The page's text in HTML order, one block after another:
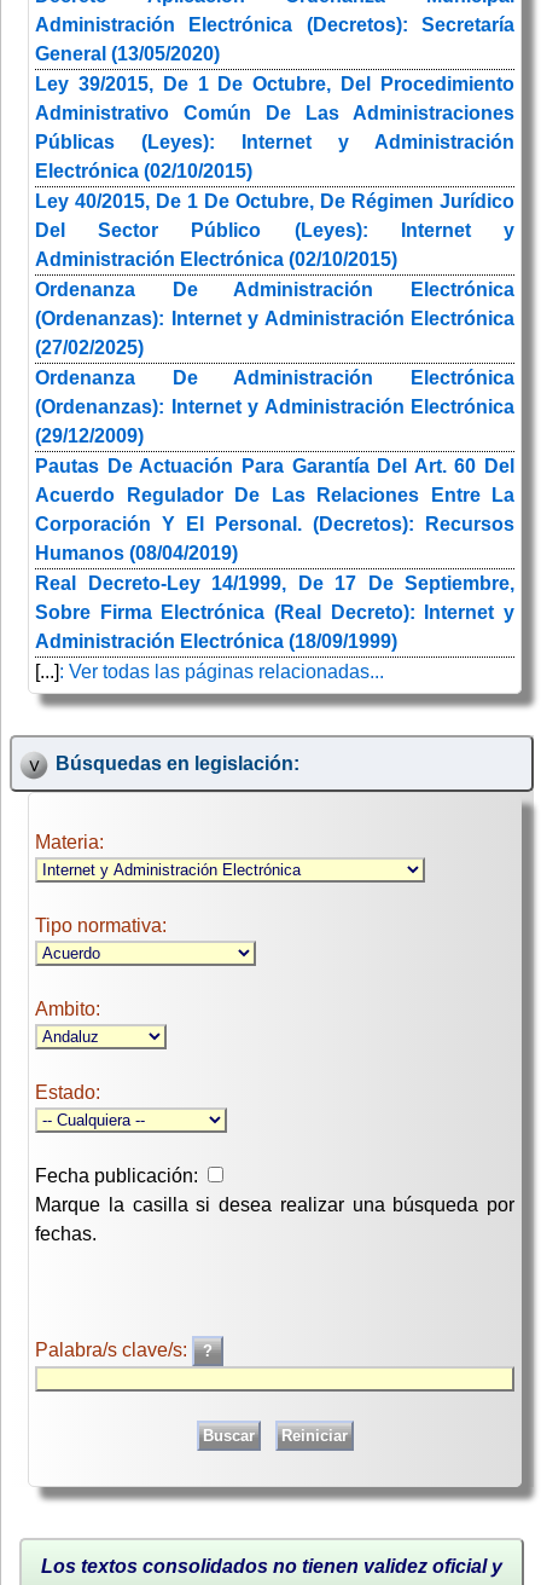
Administración Electrónica (Decretos): Secretaría
General (13/05/2020)
Ley 39/2015, De 1 De Octubre, Del Procedimiento
Administrativo Común De Las Administraciones
Públicas (Leyes): Internet y Administración
Electrónica (02/10/2015)
Ley 40/2015, De 1 De Octubre, De Régimen Jurídico
Del Sector Público (Leyes): Internet y
Administración Electrónica (02/10/2015)
Ordenanza De Administración Electrónica
(Ordenanzas): Internet y Administración Electrónica
(27/02/2025)
Ordenanza De Administración Electrónica
(Ordenanzas): Internet y Administración Electrónica
(29/12/2009)
Pautas De Actuación Para Garantía Del Art. 60 Del
Acuerdo Regulador De Las Relaciones Entre La
Corporación Y El Personal. (Decretos): Recursos
Humanos (08/04/2019)
Real Decreto-Ley 14/1999, De 17 De Septiembre,
Sobre Firma Electrónica (Real Decreto): Internet y
Administración Electrónica (18/09/1999)
[...]: Ver todas las páginas relacionadas...
Búsquedas en legislación:
Materia:
Tipo normativa:
Ambito:
Estado:
Fecha publicación:
Marque la casilla si desea realizar una búsqueda por
fechas.
Palabra/s clave/s:
Los textos consolidados no tienen validez oficial y